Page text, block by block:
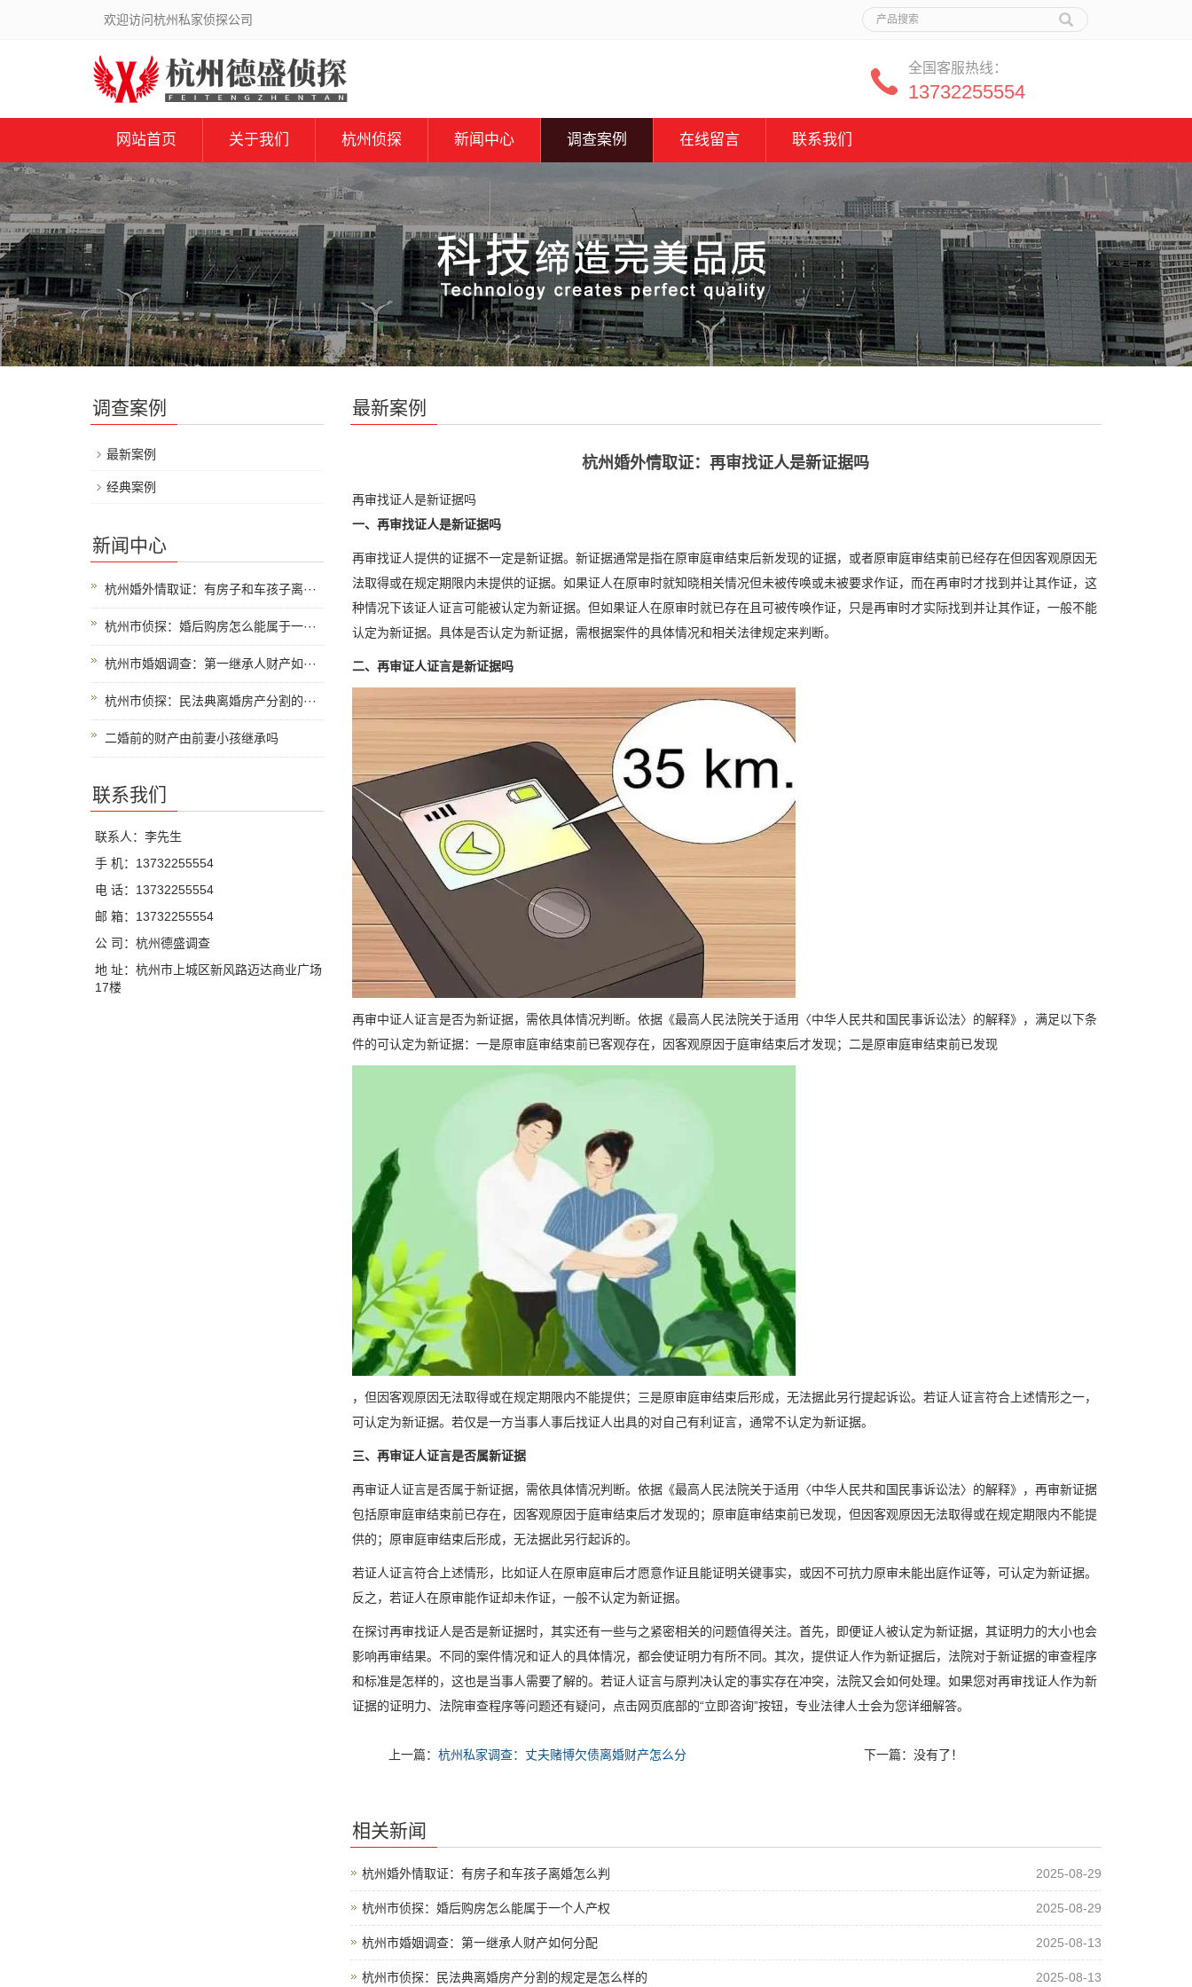
欢迎访问杭州私家侦探公司
全国客服热线：
13732255554
网站首页 关于我们 杭州侦探 新闻中心 调查案例 在线留言 联系我们
最新案例
杭州婚外情取证：再审找证人是新证据吗
再审找证人是新证据吗
一、再审找证人是新证据吗
再审找证人提供的证据不一定是新证据。新证据通常是指在原审庭审结束后新发现的证据，或者原审庭审结束前已经存在但因客观原因无
法取得或在规定期限内未提供的证据。如果证人在原审时就知晓相关情况但未被传唤或未被要求作证，而在再审时才找到并让其作证，这
种情况下该证人证言可能被认定为新证据。但如果证人在原审时就已存在且可被传唤作证，只是再审时才实际找到并让其作证，一般不能
认定为新证据。具体是否认定为新证据，需根据案件的具体情况和相关法律规定来判断。
二、再审证人证言是新证据吗
再审中证人证言是否为新证据，需依具体情况判断。依据《最高人民法院关于适用〈中华人民共和国民事诉讼法〉的解释》，满足以下条
件的可认定为新证据：一是原审庭审结束前已客观存在，因客观原因于庭审结束后才发现；二是原审庭审结束前已发现
，但因客观原因无法取得或在规定期限内不能提供；三是原审庭审结束后形成，无法据此另行提起诉讼。若证人证言符合上述情形之一，
可认定为新证据。若仅是一方当事人事后找证人出具的对自己有利证言，通常不认定为新证据。
三、再审证人证言是否属新证据
再审证人证言是否属于新证据，需依具体情况判断。依据《最高人民法院关于适用〈中华人民共和国民事诉讼法〉的解释》，再审新证据
包括原审庭审结束前已存在，因客观原因于庭审结束后才发现的；原审庭审结束前已发现，但因客观原因无法取得或在规定期限内不能提
供的；原审庭审结束后形成，无法据此另行起诉的。
若证人证言符合上述情形，比如证人在原审庭审后才愿意作证且能证明关键事实，或因不可抗力原审未能出庭作证等，可认定为新证据。
反之，若证人在原审能作证却未作证，一般不认定为新证据。
在探讨再审找证人是否是新证据时，其实还有一些与之紧密相关的问题值得关注。首先，即便证人被认定为新证据，其证明力的大小也会
影响再审结果。不同的案件情况和证人的具体情况，都会使证明力有所不同。其次，提供证人作为新证据后，法院对于新证据的审查程序
和标准是怎样的，这也是当事人需要了解的。若证人证言与原判决认定的事实存在冲突，法院又会如何处理。如果您对再审找证人作为新
证据的证明力、法院审查程序等问题还有疑问，点击网页底部的“立即咨询”按钮，专业法律人士会为您详细解答。
上一篇：杭州私家调查：丈夫赌博欠债离婚财产怎么分 下一篇：没有了！
相关新闻
杭州婚外情取证：有房子和车孩子离婚怎么判 2025-08-29
杭州市侦探：婚后购房怎么能属于一个人产权 2025-08-29
杭州市婚姻调查：第一继承人财产如何分配 2025-08-13
杭州市侦探：民法典离婚房产分割的规定是怎么样的 2025-08-13
调查案例
最新案例
经典案例
新闻中心
杭州婚外情取证：有房子和车孩子离···
杭州市侦探：婚后购房怎么能属于一···
杭州市婚姻调查：第一继承人财产如···
杭州市侦探：民法典离婚房产分割的···
二婚前的财产由前妻小孩继承吗
联系我们
联系人：李先生
手 机：13732255554
电 话：13732255554
邮 箱：13732255554
公 司：杭州德盛调查
地 址：杭州市上城区新风路迈达商业广场
17楼